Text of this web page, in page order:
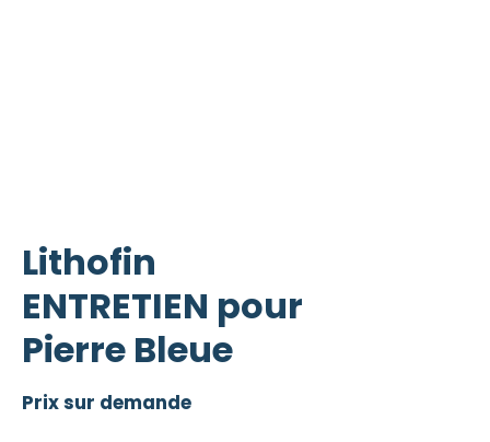
Lithofin
ENTRETIEN pour
Pierre Bleue
Prix sur demande